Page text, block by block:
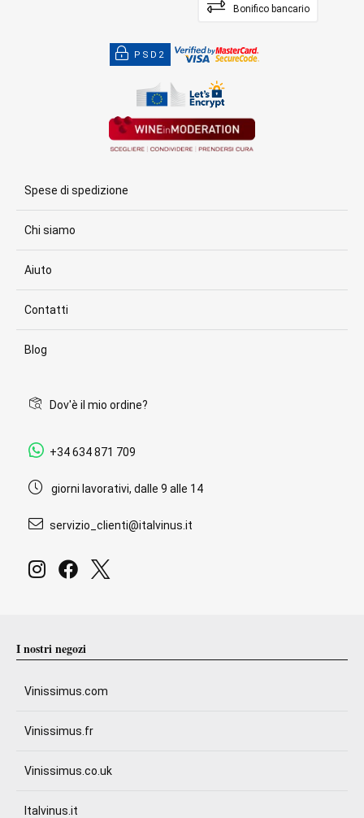
Bonifico bancario
PSD2
Spese di spedizione
Chi siamo
Aiuto
Contatti
Blog
Dov'è il mio ordine?
+34 634 871 709
giorni lavorativi, dalle 9 alle 14
servizio_clienti@italvinus.it
I nostri negozi
Vinissimus.com
Vinissimus.fr
Vinissimus.co.uk
Italvinus.it